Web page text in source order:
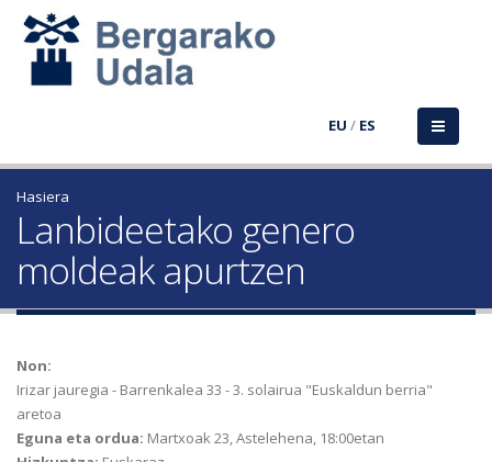
EU / ES
Hasiera
Lanbideetako genero
moldeak apurtzen
Non:
Irizar jauregia - Barrenkalea 33 - 3. solairua "Euskaldun berria"
aretoa
Eguna eta ordua: Martxoak 23, Astelehena, 18:00etan